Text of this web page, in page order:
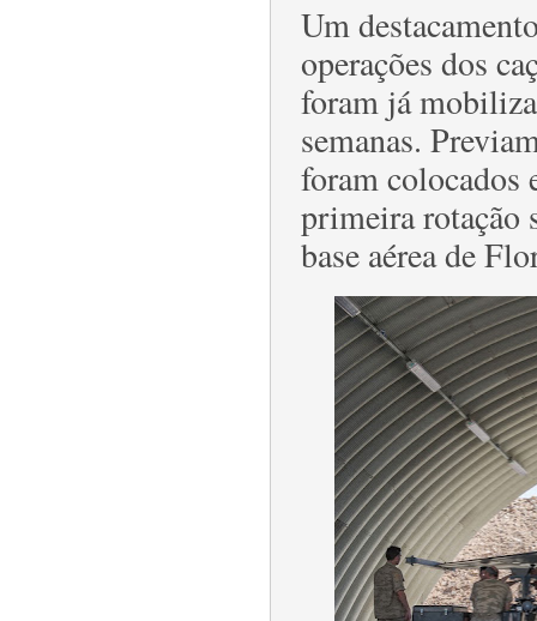
Um
operações dos
foram já
semanas.
foram colocados
primeira rotação
base aérea de